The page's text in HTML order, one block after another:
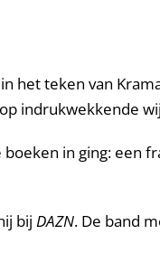
het teken van
indrukwekkende
in ging: een
bij DAZN. De band